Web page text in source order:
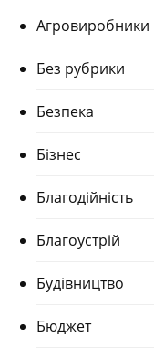
Агровиробники
Без рубрики
Безпека
Бізнес
Благодійність
Благоустрій
Будівництво
Бюджет